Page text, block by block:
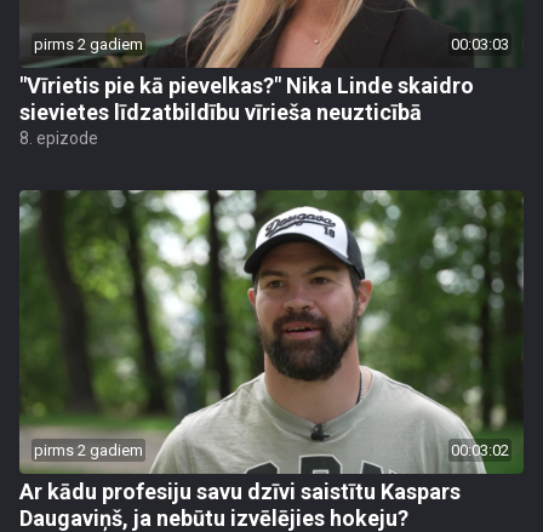
pirms 2 gadiem 00:03:03
"Vīrietis pie kā pievelkas?" Nika Linde skaidro
sievietes līdzatbildību vīrieša neuzticībā
8. epizode
pirms 2 gadiem 00:03:02
Ar kādu profesiju savu dzīvi saistītu Kaspars
Daugaviņš, ja nebūtu izvēlējies hokeju?